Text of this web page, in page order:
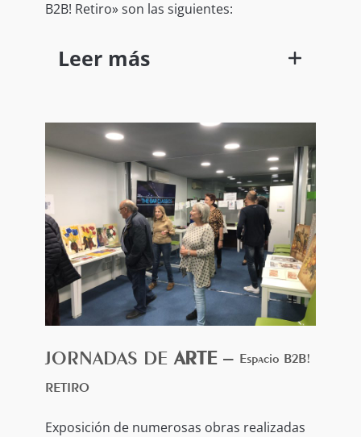
B2B! Retiro» son las siguientes:
Leer más
años:
Título de la obra: “Leire y su Gotero”.
GANADOR categoría (2) de 8 a 11
años:
Título de la Obra: “Ojos Láser de
Amor”. (10 años)
años:
(12 años)
JORNADAS DEARTE – Espacio B2B!
RETIRO
Exposición de numerosas obras realizadas